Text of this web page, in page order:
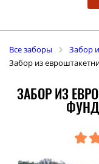
Все заборы
Забор
Забор из
ЗАБОР ИЗ